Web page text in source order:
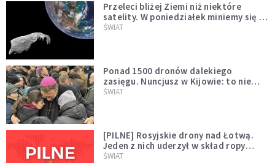
Przeleci bliżej Ziemi niż niektóre
satelity. W poniedziałek miniemy się z
asteroidą, która poprzedzi znacznie
ŚWIAT
Ponad 1500 dronów dalekiego
zasięgu. Nuncjusz w Kijowie: to nie
wygląda na wolę zakończenia wojny
ŚWIAT
[PILNE] Rosyjskie drony nad Łotwą.
Jeden z nich uderzył w skład ropy
naftowej
ŚWIAT